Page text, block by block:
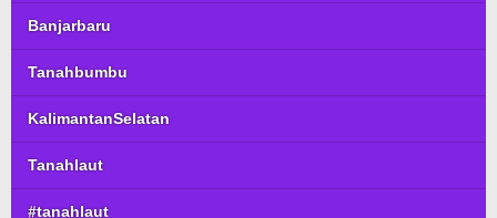
Banjarbaru
Tanahbumbu
KalimantanSelatan
Tanahlaut
#tanahlaut